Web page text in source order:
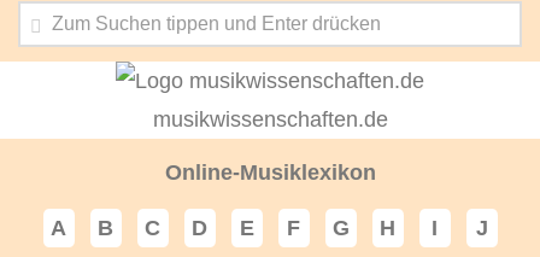
musikwissenschaften.de
Online-Musiklexikon
A B C D E F G H I J